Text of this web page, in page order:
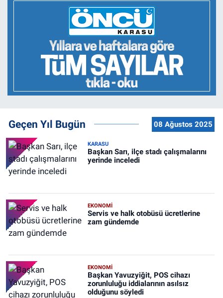
Geçen Yıl Bugün 08 Ağustos 2025
KARASU
Başkan Sarı, ilçe stadı çalışmalarını
yerinde inceledi
EKONOMİ
Servis ve halk otobüsü ücretlerine
zam gündemde
EKONOMİ
Başkan Yavuzyiğit, POS cihazı
zorunluluğu iddialarının asılsız
olduğunu söyledi